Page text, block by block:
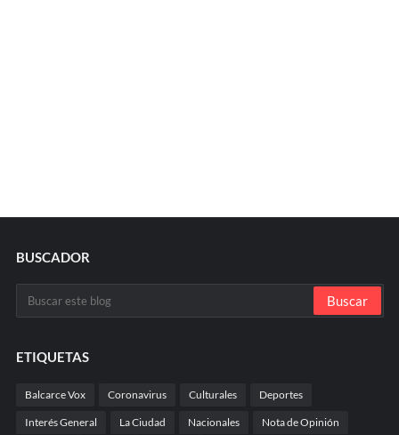
BUSCADOR
ETIQUETAS
Balcarce Vox Coronavirus Culturales Deportes
Interés General La Ciudad Nacionales Nota de Opinión